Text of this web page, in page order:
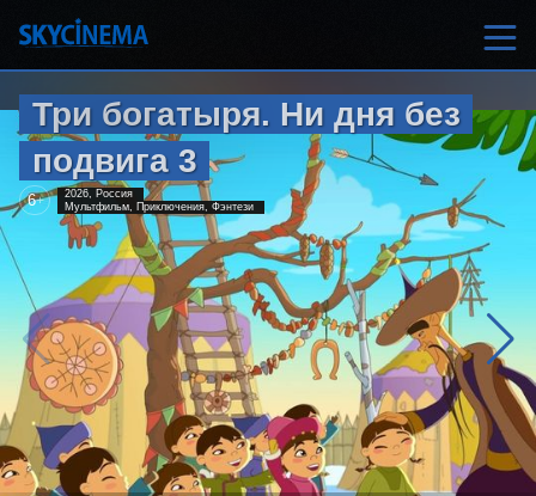
Три богатыря. Ни дня без
подвига 3
6+
2026, Россия
Мультфильм, Приключения, Фэнтези